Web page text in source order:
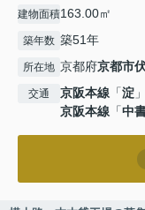
建物面積163.00㎡
築年数 築51年
所在地 京都府京都市
交通 京阪本線 「淀
京阪本線 「中